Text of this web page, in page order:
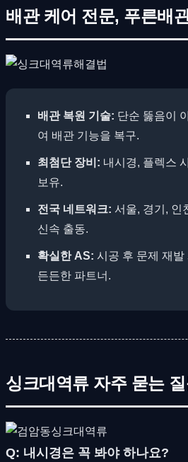
배관 케어 전문, 푸른배
배관 복원 기술: 단순 뚫음이
여 배관 기능을 복구.
최첨단 장비: 내시경, 플렉스
보유.
전국 네트워크: 서울, 경기, 인
신속 출동.
확실한 AS: 시공 후 문제 재
든든한 파트너.
싱크대역류 자주 묻는 질
Q: 내시경은 꼭 봐야 하나요?